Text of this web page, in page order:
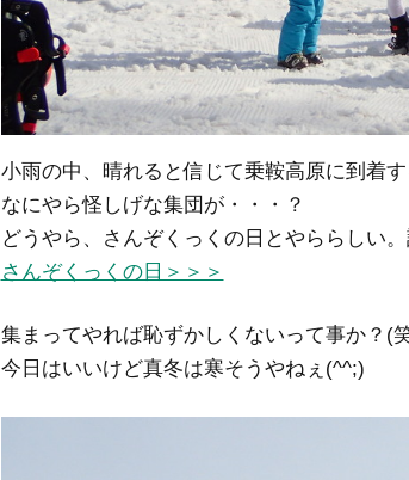
小雨の中、晴れると信じて乗鞍高原に到着す
なにやら怪しげな集団が・・・？
どうやら、さんぞくっくの日とやららしい
さんぞくっくの日＞＞＞
集まってやれば恥ずかしくないって事か？(
今日はいいけど真冬は寒そうやねぇ(^^;)